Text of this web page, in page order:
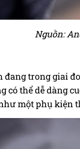
Nguồn:
đang trong giai
có thể dễ dàng
một phụ kiện